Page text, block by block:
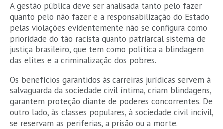
A gestão pública deve ser analisada tanto pelo fazer
quanto pelo não fazer e a responsabilização do Estado
pelas violações evidentemente não se configura como
prioridade do tão racista quanto patriarcal sistema de
justiça brasileiro, que tem como política a blindagem
das elites e a criminalização dos pobres.
Os benefícios garantidos às carreiras jurídicas servem à
salvaguarda da sociedade civil íntima, criam blindagens,
garantem proteção diante de poderes concorrentes. De
outro lado, às classes populares, à sociedade civil incivil,
se reservam as periferias, a prisão ou a morte.